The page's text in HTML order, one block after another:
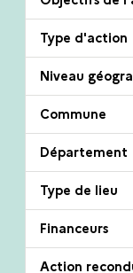
Type d'action
Niveau
Commune
Département
Type de lieu
Financeurs
Action